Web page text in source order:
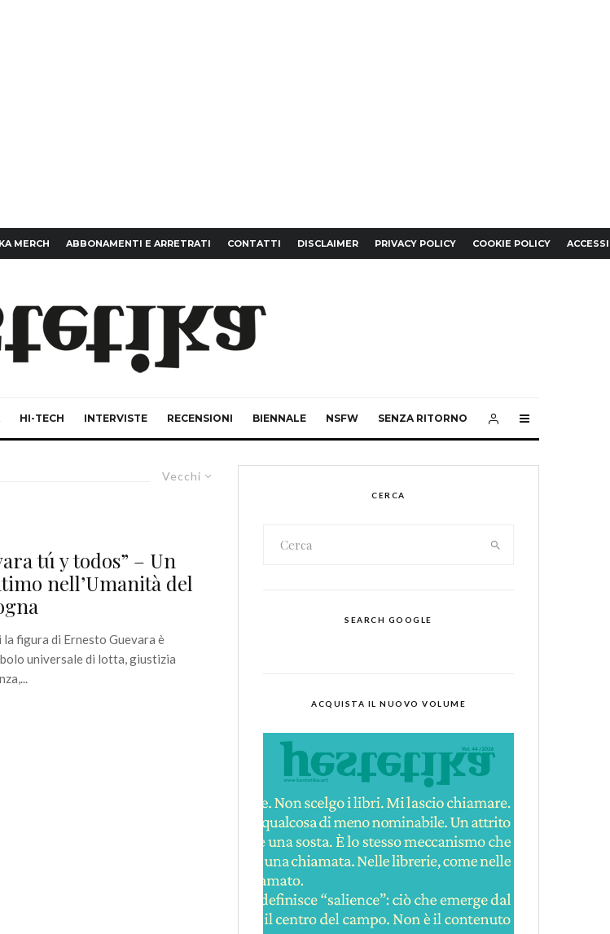
MERCH ABBONAMENTI E ARRETRATI CONTATTI DISCLAIMER PRIVACY POLICY COOKIE POLICY
HI-TECH INTERVISTE RECENSIONI BIENNALE NSFW SENZA RITORNO
Vecchi
tú y todos” – Un
nell’Umanità del
la figura di Ernesto Guevara è
universale di lotta, giustizia
CERCA
SEARCH GOOGLE
ACQUISTA IL NUOVO VOLUME